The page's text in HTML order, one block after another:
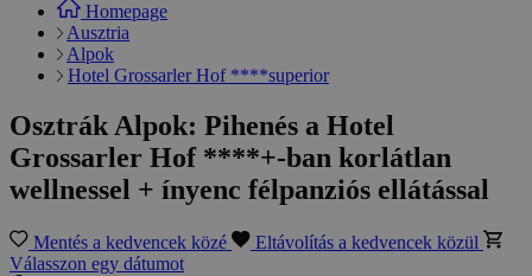
Homepage
Ausztria
Alpok
Hotel Grossarler Hof ****superior
Osztrák Alpok: Pihenés a Hotel
Grossarler Hof ****+-ban korlátlan
wellnessel + ínyenc félpanziós ellátással
Mentés a kedvencek közé
Eltávolítás a kedvencek közül
Válasszon egy dátumot